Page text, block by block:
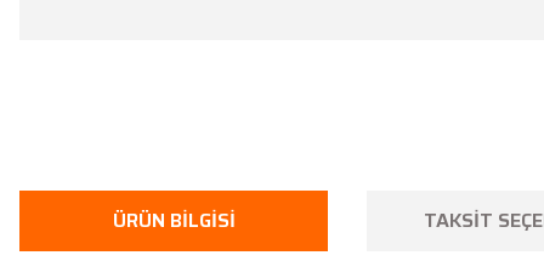
ÜRÜN BILGISI TAKSIT